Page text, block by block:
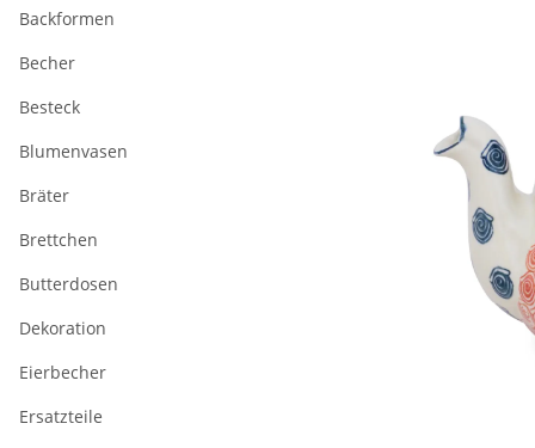
Backformen
Becher
Besteck
Blumenvasen
Bräter
Brettchen
Butterdosen
Dekoration
Eierbecher
Ersatzteile